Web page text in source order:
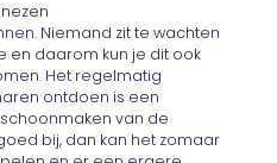
Niemand zit te wachten
en daarom kun je dit ook
Het regelmatig
ontdoen is een
van de
bij, dan kan het zomaar